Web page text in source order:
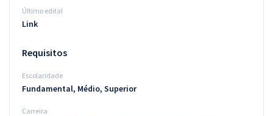
Último edital
Link
Requisitos
Escolaridade
Fundamental, Médio, Superior
Carreira